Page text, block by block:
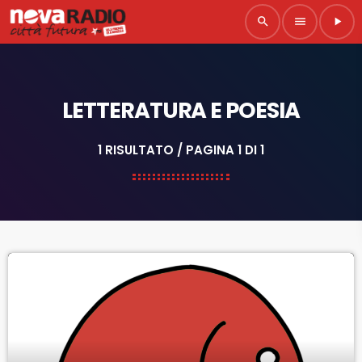
search menu play_arrow
LETTERATURA E POESIA
1 RISULTATO / PAGINA 1 DI 1